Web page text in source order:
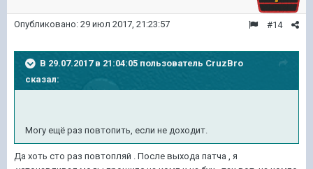
#14
Опубликовано: 29 июл 2017, 21:23:57
В 29.07.2017 в 21:04:05 пользователь CruzBro
сказал:
Могу ещё раз повтопить, если не доходит.
Да хоть сто раз повтопляй . После выхода патча , я